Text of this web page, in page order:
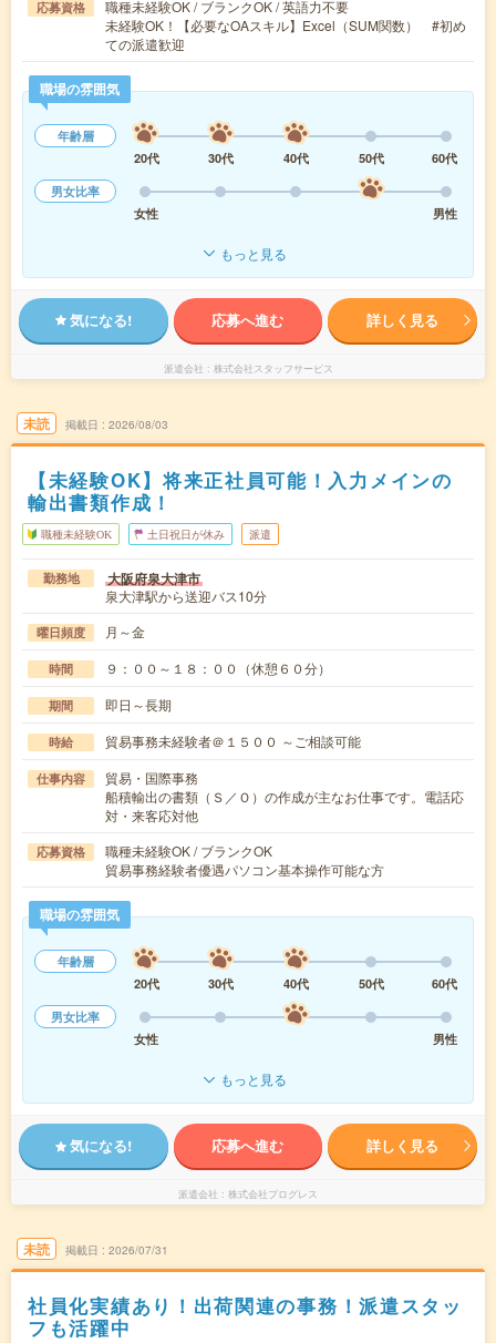
応募資格
職種未経験OK / ブランクOK / 英語力不要
未経験OK！【必要なOAスキル】Excel（SUM関数） #初め
ての派遣歓迎
職場の雰囲気
年齢層
20代
30代 40代 50代
60代
男女比率
女性
男性
もっと見る
気になる! 応募へ進む 詳しく見る
派遣会社 株式会社スタッフサービス
未読 掲載日 2026/08/03
【未経験OK】将来正社員可能！入力メインの
輸出書類作成！
職種未経験OK 土日祝日が休み 派遣
勤務地 大阪府泉大津市
泉大津駅から送迎バス10分
曜日頻度 月～金
時間 ９：００～１８：００（休憩６０分）
期間 即日～長期
時給 貿易事務未経験者＠１５００ ～ご相談可能
仕事内容
貿易・国際事務
船積輸出の書類（Ｓ／Ｏ）の作成が主なお仕事です。電話応
対・来客応対他
応募資格
職種未経験OK / ブランクOK
貿易事務経験者優遇パソコン基本操作可能な方
職場の雰囲気
年齢層
20代
30代 40代 50代
60代
男女比率
女性
男性
もっと見る
気になる! 応募へ進む 詳しく見る
派遣会社 株式会社プログレス
未読 掲載日 2026/07/31
社員化実績あり！出荷関連の事務！派遣スタッ
フも活躍中